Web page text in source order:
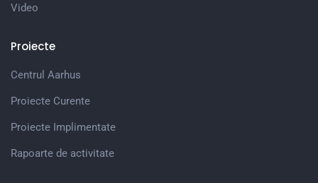
Video
Proiecte
Centrul Aarhus
Proiecte Curente
Proiecte Implimentate
Rapoarte de activitate